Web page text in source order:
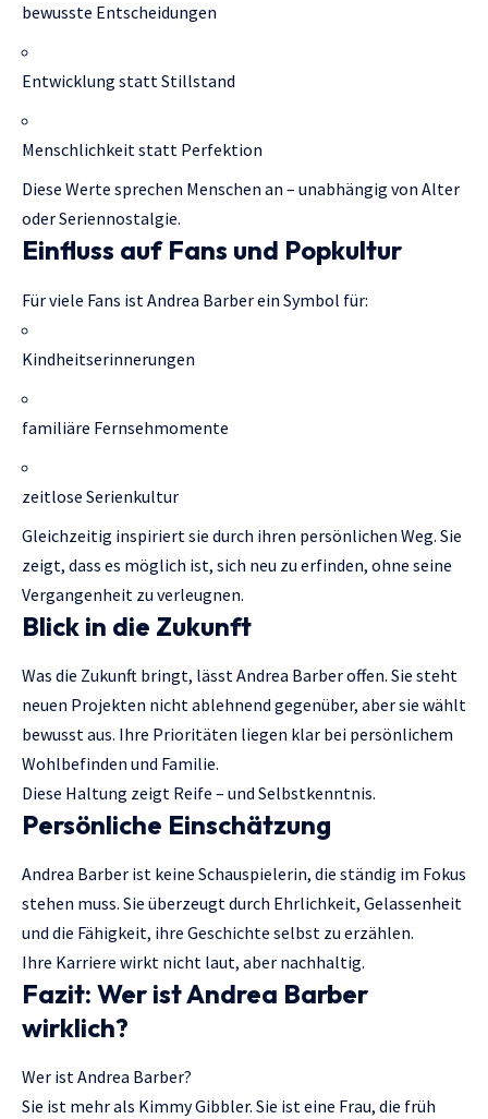
bewusste Entscheidungen
Entwicklung statt Stillstand
Menschlichkeit statt Perfektion
Diese Werte sprechen Menschen an – unabhängig von Alter
oder Seriennostalgie.
Einfluss auf Fans und Popkultur
Für viele Fans ist Andrea Barber ein Symbol für:
Kindheitserinnerungen
familiäre Fernsehmomente
zeitlose Serienkultur
Gleichzeitig inspiriert sie durch ihren persönlichen Weg. Sie
zeigt, dass es möglich ist, sich neu zu erfinden, ohne seine
Vergangenheit zu verleugnen.
Blick in die Zukunft
Was die Zukunft bringt, lässt Andrea Barber offen. Sie steht
neuen Projekten nicht ablehnend gegenüber, aber sie wählt
bewusst aus. Ihre Prioritäten liegen klar bei persönlichem
Wohlbefinden und Familie.
Diese Haltung zeigt Reife – und Selbstkenntnis.
Persönliche Einschätzung
Andrea Barber ist keine Schauspielerin, die ständig im Fokus
stehen muss. Sie überzeugt durch Ehrlichkeit, Gelassenheit
und die Fähigkeit, ihre Geschichte selbst zu erzählen.
Ihre Karriere wirkt nicht laut, aber nachhaltig.
Fazit: Wer ist Andrea Barber
wirklich?
Wer ist Andrea Barber?
Sie ist mehr als Kimmy Gibbler. Sie ist eine Frau, die früh